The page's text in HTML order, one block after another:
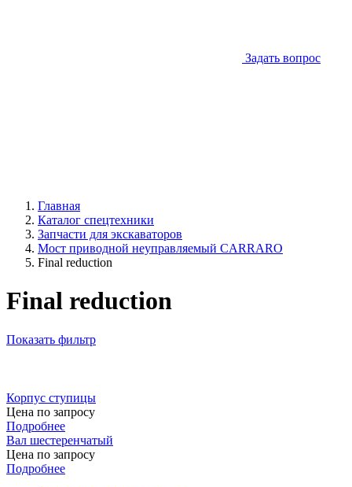
Задать вопрос
Главная
Каталог спецтехники
Запчасти для экскаваторов
Мост приводной неуправляемый CARRARO
Final reduction
Final reduction
Показать фильтр
Корпус ступицы
Цена по запросу
Подробнее
Вал шестеренчатый
Цена по запросу
Подробнее